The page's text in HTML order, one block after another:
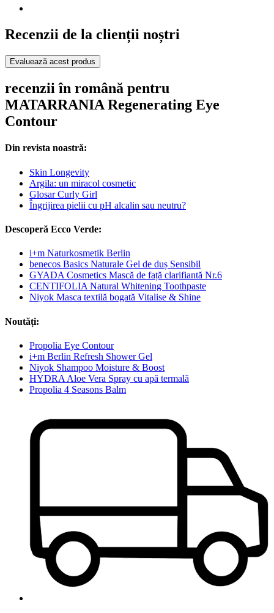
Recenzii de la clienții noștri
Evaluează acest produs
recenzii în română pentru
MATARRANIA Regenerating Eye
Contour
Din revista noastră:
Skin Longevity
Argila: un miracol cosmetic
Glosar Curly Girl
Îngrijirea pielii cu pH alcalin sau neutru?
Descoperă Ecco Verde:
i+m Naturkosmetik Berlin
benecos Basics Naturale Gel de duș Sensibil
GYADA Cosmetics Mască de față clarifiantă Nr.6
CENTIFOLIA Natural Whitening Toothpaste
Niyok Masca textilă bogată Vitalise & Shine
Noutăți:
Propolia Eye Contour
i+m Berlin Refresh Shower Gel
Niyok Shampoo Moisture & Boost
HYDRA Aloe Vera Spray cu apă termală
Propolia 4 Seasons Balm